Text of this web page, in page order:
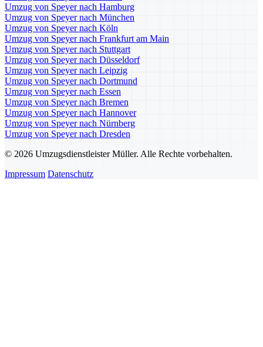
Umzug von Speyer nach Hamburg
Umzug von Speyer nach München
Umzug von Speyer nach Köln
Umzug von Speyer nach Frankfurt am Main
Umzug von Speyer nach Stuttgart
Umzug von Speyer nach Düsseldorf
Umzug von Speyer nach Leipzig
Umzug von Speyer nach Dortmund
Umzug von Speyer nach Essen
Umzug von Speyer nach Bremen
Umzug von Speyer nach Hannover
Umzug von Speyer nach Nürnberg
Umzug von Speyer nach Dresden
© 2026 Umzugsdienstleister Müller. Alle Rechte vorbehalten.
Impressum Datenschutz